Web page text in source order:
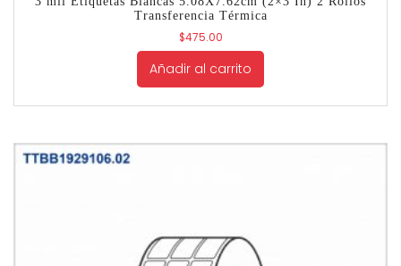
Transferencia Térmica
$475.00
Añadir al carrito